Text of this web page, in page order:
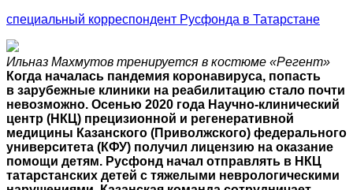
специальный корреспондент Русфонда в Татарстане
Ильназ Махмутов тренируется в костюме «Регент»
Когда началась пандемия коронавируса, попасть
в зарубежные клиники на реабилитацию стало почти
невозможно. Осенью 2020 года Научно-клинический
центр (НКЦ) прецизионной и регенеративной
медицины Казанского (Приволжского) федерального
университета (КФУ) получил лицензию на оказание
помощи детям. Русфонд начал отправлять в НКЦ
татарстанских детей с тяжелыми неврологическими